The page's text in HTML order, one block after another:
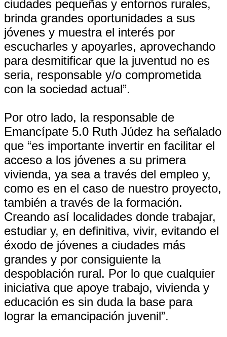
ciudades pequeñas y entornos rurales,
brinda grandes oportunidades a sus
jóvenes y muestra el interés por
escucharles y apoyarles, aprovechando
para desmitificar que la juventud no es
seria, responsable y/o comprometida
con la sociedad actual”.
Por otro lado, la responsable de
Emancípate 5.0 Ruth Júdez ha señalado
que “es importante invertir en facilitar el
acceso a los jóvenes a su primera
vivienda, ya sea a través del empleo y,
como es en el caso de nuestro proyecto,
también a través de la formación.
Creando así localidades donde trabajar,
estudiar y, en definitiva, vivir, evitando el
éxodo de jóvenes a ciudades más
grandes y por consiguiente la
despoblación rural. Por lo que cualquier
iniciativa que apoye trabajo, vivienda y
educación es sin duda la base para
lograr la emancipación juvenil”.